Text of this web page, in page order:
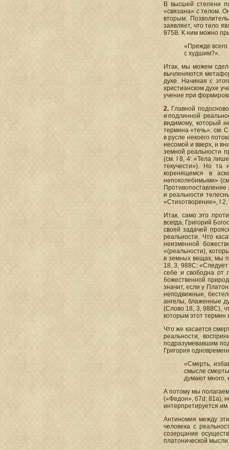
В высшей степени
«связана» с телом.
вторым.
заявляет, что тело
975В. К ним можно
«Прежде всего
с худшим?».
Итак, мы можем
вычленяются
духе. Начиная с
христианском духе
учение при
2. Главной
и подлинной
видимому, который
термина «течь»: см.
в русле некоего
несомой и вверх, и
земной реальности
(см. I 8, 4: «Тела
текучести»). Но та
коренящемся в
непоколебимыми»
Противопоставление
и реальности
«Стихотворение», I
Итак, само это
всегда, Григорий
своей задачей
реальности. Что
неизменной
«(реальности),
в земных вещах, мы
18, 3, 988С: «Следует
себе и свободна от
божественной
значит, если у
неподвижные,
ангелы, блаженные
(Слово 18, 3, 988С),
которым этот термин
Что же касается
реальности,
подразумевавшим
Григория
«Смерть,
смысле
думают много,
А потому мы
(«Федон», 67d; 81a),
интерпретируется
Антиномия между
человека с
созерцание
платонической